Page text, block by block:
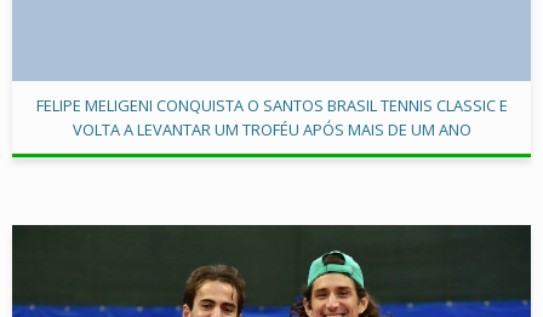
FELIPE MELIGENI CONQUISTA O SANTOS BRASIL TENNIS CLASSIC E
VOLTA A LEVANTAR UM TROFÉU APÓS MAIS DE UM ANO